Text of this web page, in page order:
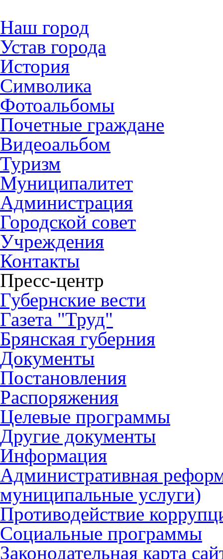
Наш город
Устав города
История
Символика
Фотоальбомы
Почетные граждане
Видеоальбом
Туризм
Муниципалитет
Администрация
Городской совет
Учреждения
Контакты
Пресс-центр
Губернские вести
Газета "Труд"
Брянская губерния
Документы
Постановления
Распоряжения
Целевые программы
Другие документы
Информация
Административная
муниципальные услуги)
Противодействие
Социальные программы
Законодательная карта